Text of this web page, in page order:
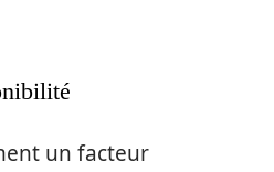
un facteur